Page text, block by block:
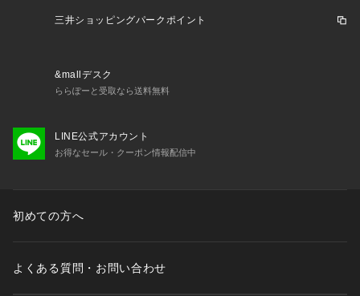
三井ショッピングパークポイント
&mallデスク
ららぽーと受取なら送料無料
LINE公式アカウント
お得なセール・クーポン情報配信中
初めての方へ
よくある質問・お問い合わせ